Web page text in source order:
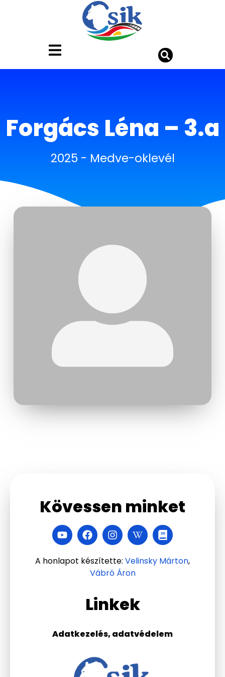
Forgács Léna – 3.a
2025 - Medve-oklevél
Linkek
Adatkezelés, adatvédelem
Kövessen minket
A honlapot készítette: Velinsky Márton,
Vábró Áron